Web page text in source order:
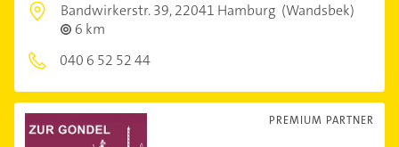
Bandwirkerstr. 39,22041 Hamburg (Wandsbek)
6 km
040 6 52 52 44
PREMIUM PARTNER